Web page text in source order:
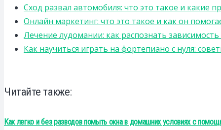
Сход развал автомобиля: что это такое и какие
Онлайн маркетинг: что это такое и как он
Лечение лудомании: как распознать
Как научиться играть на фортепиано с нуля:
Читайте также:
Как легко и без разводов помыть окна в домашних условиях с